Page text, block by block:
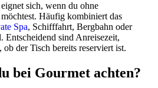
sich, wenn du ohne
Häufig kombiniert das
Spa, Schifffahrt, Bergbahn oder
Entscheidend sind Anreisezeit,
der Tisch bereits reserviert ist.
bei Gourmet achten?